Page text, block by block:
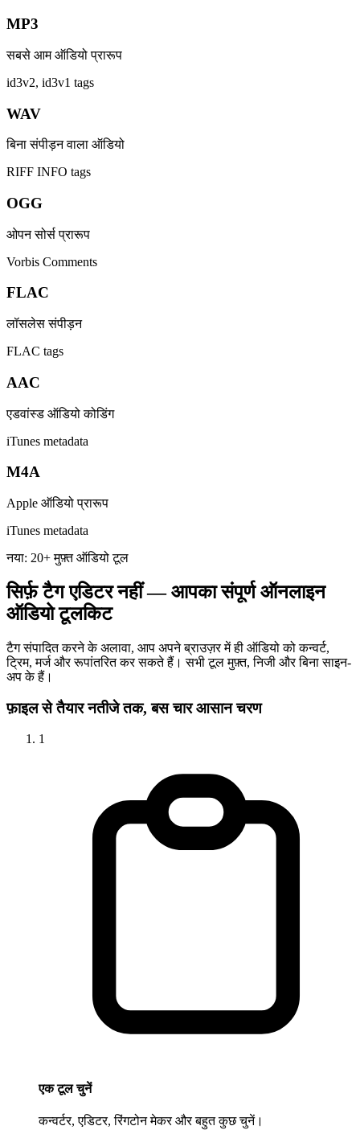
MP3
सबसे आम ऑडियो प्रारूप
id3v2, id3v1 tags
WAV
बिना संपीड़न वाला ऑडियो
RIFF INFO tags
OGG
ओपन सोर्स प्रारूप
Vorbis Comments
FLAC
लॉसलेस संपीड़न
FLAC tags
AAC
एडवांस्ड ऑडियो कोडिंग
iTunes metadata
M4A
Apple ऑडियो प्रारूप
iTunes metadata
नया: 20+ मुफ़्त ऑडियो टूल
सिर्फ़ टैग एडिटर नहीं — आपका संपूर्ण ऑनलाइन
ऑडियो टूलकिट
टैग संपादित करने के अलावा, आप अपने ब्राउज़र में ही ऑडियो को कन्वर्ट,
ट्रिम, मर्ज और रूपांतरित कर सकते हैं। सभी टूल मुफ़्त, निजी और बिना साइन-
अप के हैं।
फ़ाइल से तैयार नतीजे तक, बस चार आसान चरण
1
एक टूल चुनें
कन्वर्टर, एडिटर, रिंगटोन मेकर और बहुत कुछ चुनें।